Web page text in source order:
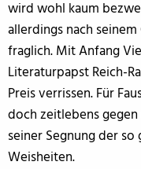
wird wohl kaum
allerdings nach
fraglich. Mit Anfang
Literaturpapst Reich-
Preis verrissen. Für
doch zeitlebens
seiner Segnung der
Weisheiten.